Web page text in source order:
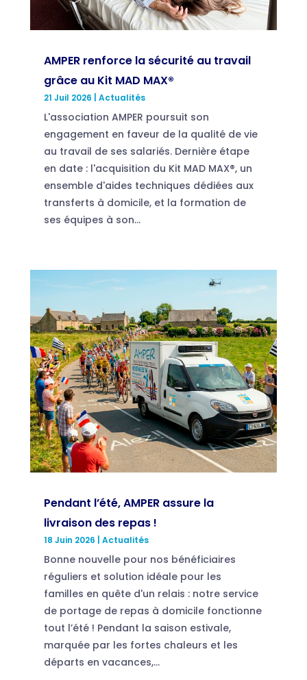
AMPER renforce la sécurité au travail
grâce au Kit MAD MAX®
21 Juil 2026 Actualités
L'association AMPER poursuit son
engagement en faveur de la qualité de vie
au travail de ses salariés. Dernière étape
en date : l'acquisition du Kit MAD MAX®, un
ensemble d'aides techniques dédiées aux
transferts à domicile, et la formation de
ses équipes à son...
Pendant l’été, AMPER assure la
livraison des repas !
18 Juin 2026 Actualités
Bonne nouvelle pour nos bénéficiaires
réguliers et solution idéale pour les
familles en quête d'un relais : notre service
de portage de repas à domicile fonctionne
tout l’été ! Pendant la saison estivale,
marquée par les fortes chaleurs et les
départs en vacances,...